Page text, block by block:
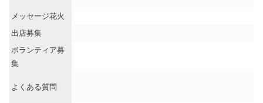
メッセージ花火
出店募集
ボランティア募
集
よくある質問